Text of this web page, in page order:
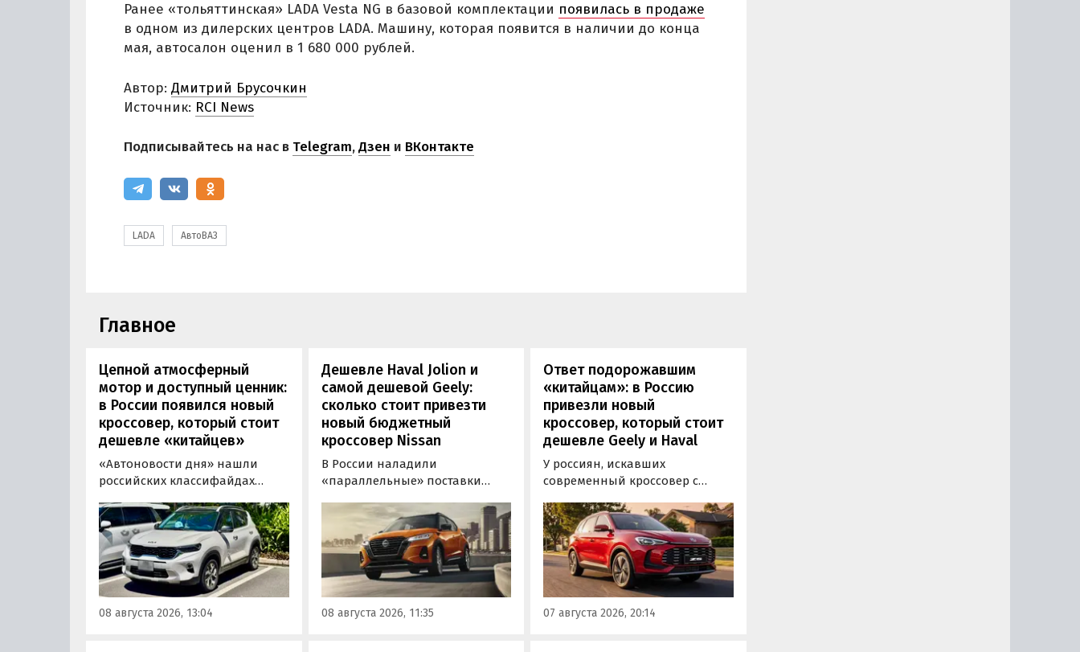
Ранее «тольяттинская» LADA Vesta NG в базовой комплектации появилась в продаже
в одном из дилерских центров LADA. Машину, которая появится в наличии до конца
мая, автосалон оценил в 1 680 000 рублей.
Автор: Дмитрий Брусочкин
Источник: RCI News
Подписывайтесь на нас в Telegram,Дзен и ВКонтакте
LADA АвтоВАЗ
Главное
Цепной атмосферный
мотор и доступный ценник:
в России появился новый
кроссовер, который стоит
дешевле «китайцев»
«Автоновости дня» нашли
российских классифайдах
поставке нового Kia Sonet. Это
кроссовер компактнее Seltos, а
возят его к нам в основном из
Китая, предлагая автомобили
уже с доставкой, растаможкой и
всеми документами для
постановки на учет в ГАИ.
08 августа 2026, 13:04
Дешевле Haval Jolion и
самой дешевой Geely:
сколько стоит привезти
новый бюджетный
кроссовер Nissan
В России наладили
«параллельные» поставки
Nissan Kicks, которые
официально продаются в
Китае, США, на Ближнем
Востоке и в Юго-Восточной
Азии. В основном к нам
попадают машины китайской
сборки, стоящие на одном из
08 августа 2026, 11:35
Ответ подорожавшим
«китайцам»: в Россию
привезли новый
кроссовер, который стоит
дешевле Geely и Haval
У россиян, искавших
современный кроссовер с
доступной цене, теперь есть
еще один вариант с китайского
рынка — MG ZS. В Китае он
стоит от 900 000 рублей по
текущему курсу, а в РФ с учетом
всех расходов за него нужно
отдать минимум 1 500 000
07 августа 2026, 20:14